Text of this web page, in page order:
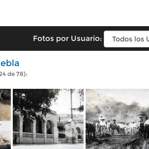
Fotos por Usuario:
de 78):